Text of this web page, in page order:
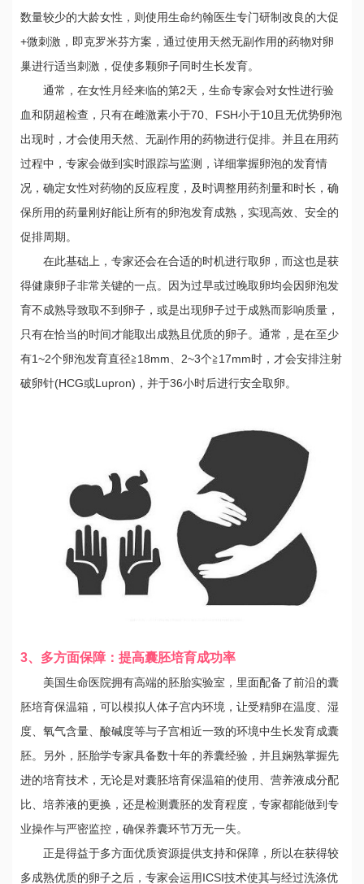
数量较少的大龄女性，则使用生命约翰医生专门研制改良的大促
+微刺激，即克罗米芬方案，通过使用天然无副作用的药物对卵
巢进行适当刺激，促使多颗卵子同时生长发育。
通常，在女性月经来临的第2天，生命专家会对女性进行验
血和阴超检查，只有在雌激素小于70、FSH小于10且无优势卵泡
出现时，才会使用天然、无副作用的药物进行促排。并且在用药
过程中，专家会做到实时跟踪与监测，详细掌握卵泡的发育情
况，确定女性对药物的反应程度，及时调整用药剂量和时长，确
保所用的药量刚好能让所有的卵泡发育成熟，实现高效、安全的
促排周期。
在此基础上，专家还会在合适的时机进行取卵，而这也是获
得健康卵子非常关键的一点。因为过早或过晚取卵均会因卵泡发
育不成熟导致取不到卵子，或是出现卵子过于成熟而影响质量，
只有在恰当的时间才能取出成熟且优质的卵子。通常，是在至少
有1~2个卵泡发育直径≧18mm、2~3个≧17mm时，才会安排注射
破卵针(HCG或Lupron)，并于36小时后进行安全取卵。
3、多方面保障：提高囊胚培育成功率
美国生命医院拥有高端的胚胎实验室，里面配备了前沿的囊
胚培育保温箱，可以模拟人体子宫内环境，让受精卵在温度、湿
度、氧气含量、酸碱度等与子宫相近一致的环境中生长发育成囊
胚。另外，胚胎学专家具备数十年的养囊经验，并且娴熟掌握先
进的培育技术，无论是对囊胚培育保温箱的使用、营养液成分配
比、培养液的更换，还是检测囊胚的发育程度，专家都能做到专
业操作与严密监控，确保养囊环节万无一失。
正是得益于多方面优质资源提供支持和保障，所以在获得较
多成熟优质的卵子之后，专家会运用ICSI技术使其与经过洗涤优